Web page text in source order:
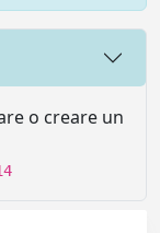
o creare un